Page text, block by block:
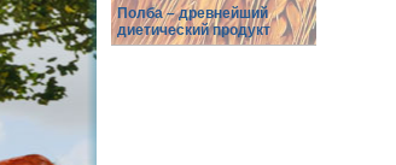
Полба – древнейший
диетический продукт